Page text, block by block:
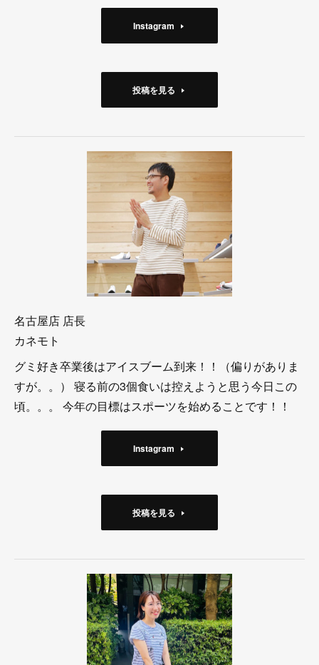
Instagram
投稿を見る
名古屋店 店長
カネモト
グミ好き卒業後はアイスブーム到来！！（偏りがありま
すが。。） 寝る前の3個食いは控えようと思う今日この
頃。。。 今年の目標はスポーツを始めることです！！
Instagram
投稿を見る